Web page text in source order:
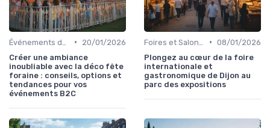
•
20/01/2026
Créer une ambiance
inoubliable avec la déco fête
foraine : conseils, options et
tendances pour vos
événements B2C
• 08/01/2026
Plongez au cœur de la foire
internationale et
gastronomique de Dijon au
parc des expositions